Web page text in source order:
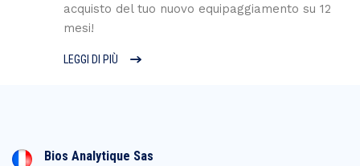
acquisto del tuo nuovo equipaggiamento su 12
mesi!
LEGGI DI PIÙ
Bios Analytique Sas